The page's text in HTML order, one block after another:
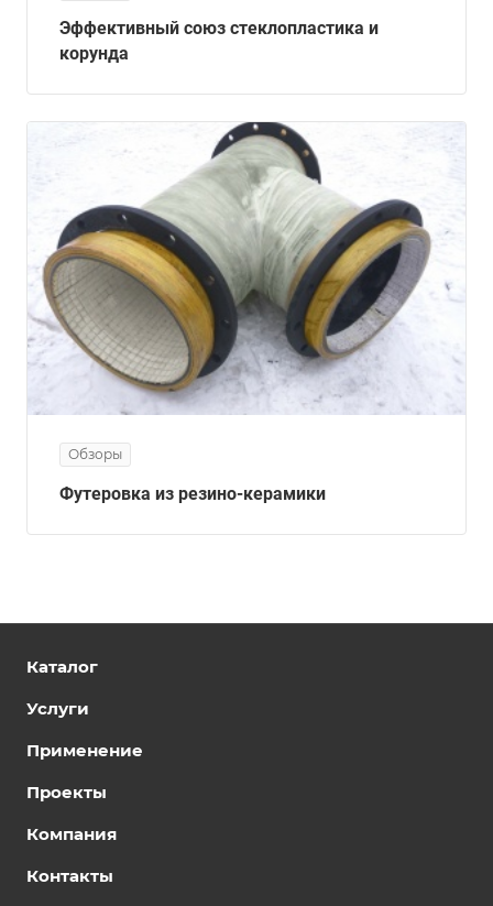
Эффективный союз стеклопластика и
корунда
Обзоры
Футеровка из резино-керамики
Каталог
Услуги
Применение
Проекты
Компания
Контакты